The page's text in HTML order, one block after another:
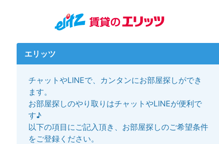
エリッツ
チャットやLINEで、カンタンにお部屋探しができ
ます。
お部屋探しのやり取りはチャットやLINEが便利で
す♪
以下の項目にご記入頂き、お部屋探しのご希望条件
をご登録ください。